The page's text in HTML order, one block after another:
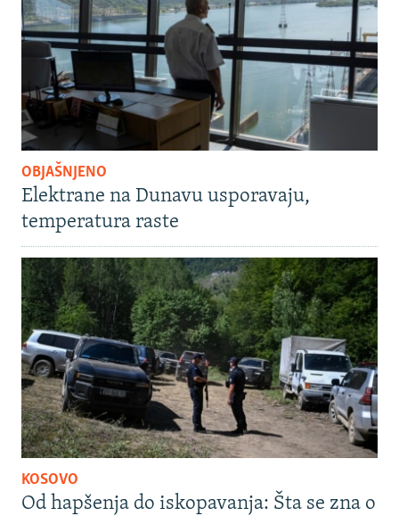
OBJAŠNJENO
Elektrane na Dunavu usporavaju,
temperatura raste
KOSOVO
Od hapšenja do iskopavanja: Šta se zna o